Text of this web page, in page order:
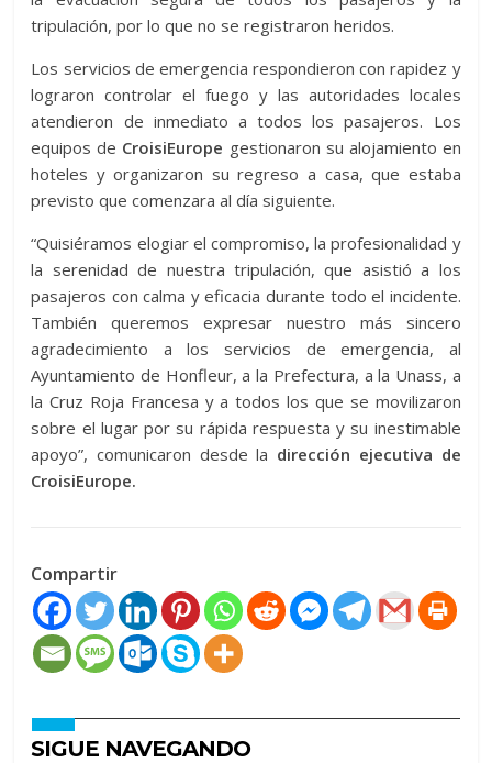
tripulación, por lo que no se registraron heridos.
Los servicios de emergencia respondieron con rapidez y
lograron controlar el fuego y las autoridades locales
atendieron de inmediato a todos los pasajeros. Los
equipos de CroisiEurope gestionaron su alojamiento en
hoteles y organizaron su regreso a casa, que estaba
previsto que comenzara al día siguiente.
“Quisiéramos elogiar el compromiso, la profesionalidad y
la serenidad de nuestra tripulación, que asistió a los
pasajeros con calma y eficacia durante todo el incidente.
También queremos expresar nuestro más sincero
agradecimiento a los servicios de emergencia, al
Ayuntamiento de Honfleur, a la Prefectura, a la Unass, a
la Cruz Roja Francesa y a todos los que se movilizaron
sobre el lugar por su rápida respuesta y su inestimable
apoyo”, comunicaron desde la dirección ejecutiva de
CroisiEurope.
Compartir
SIGUE NAVEGANDO